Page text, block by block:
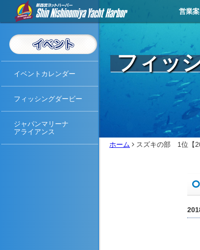
営業
フィッ
ホーム スズキの部 1位【
イベントカレンダー
フィッシングダービー
ジャパンマリーナ
アライアンス